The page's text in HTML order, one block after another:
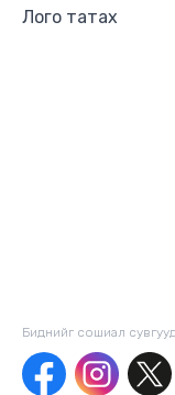
Лого татах
Биднийг сошиал